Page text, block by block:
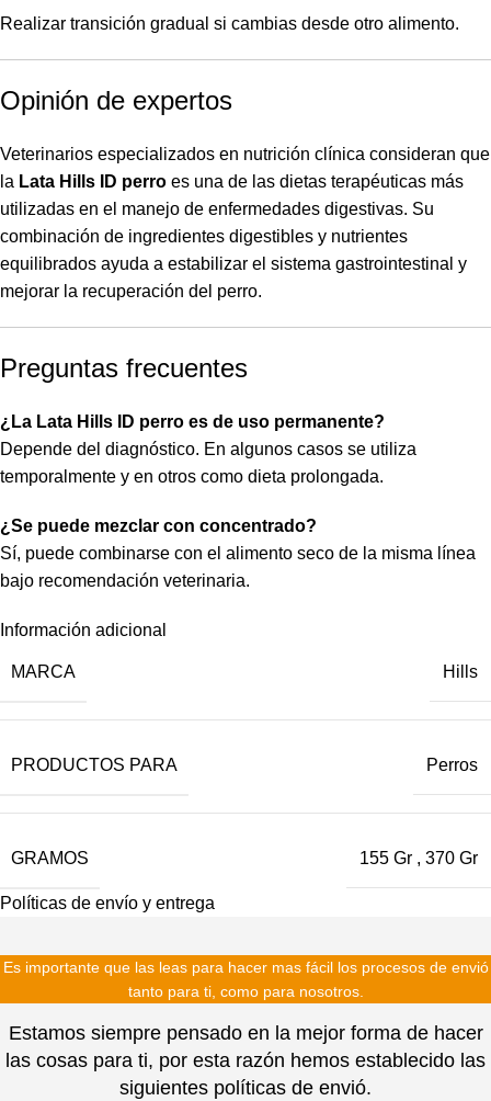
Realizar transición gradual si cambias desde otro alimento.
Opinión de expertos
Veterinarios especializados en nutrición clínica consideran que
la Lata Hills ID perro es una de las dietas terapéuticas más
utilizadas en el manejo de enfermedades digestivas. Su
combinación de ingredientes digestibles y nutrientes
equilibrados ayuda a estabilizar el sistema gastrointestinal y
mejorar la recuperación del perro.
Preguntas frecuentes
¿La Lata Hills ID perro es de uso permanente?
Depende del diagnóstico. En algunos casos se utiliza
temporalmente y en otros como dieta prolongada.
¿Se puede mezclar con concentrado?
Sí, puede combinarse con el alimento seco de la misma línea
bajo recomendación veterinaria.
Información adicional
MARCA Hills
PRODUCTOS PARA Perros
GRAMOS 155 Gr , 370 Gr
Políticas de envío y entrega
Es importante que las leas para hacer mas fácil los procesos de envió
tanto para ti, como para nosotros.
Estamos siempre pensado en la mejor forma de hacer
las cosas para ti, por esta razón hemos establecido las
siguientes políticas de envió.